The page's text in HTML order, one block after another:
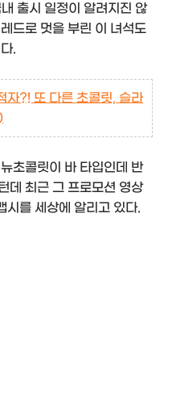
출시 일정이 알려지진 않
드로 멋을 부린 이 녀석도
.
?! 또 다른 초콜릿, 슬라
초콜릿이 바 타입인데 반
데 최근 그 프로모션 영상
시를 세상에 알리고 있다.